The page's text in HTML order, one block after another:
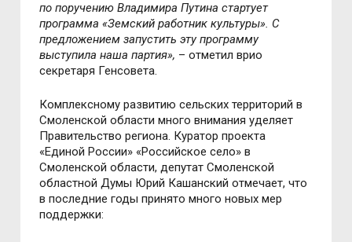
по поручению Владимира Путина стартует
программа «Земский работник культуры». С
предложением запустить эту программу
выступила наша партия», – отметил врио
секретаря Генсовета.
Комплексному развитию сельских территорий в
Смоленской области много внимания уделяет
Правительство региона. Куратор проекта
«Единой России» «Российское село» в
Смоленской области, депутат Смоленской
областной Думы Юрий Кашанский отмечает, что
в последние годы принято много новых мер
поддержки: